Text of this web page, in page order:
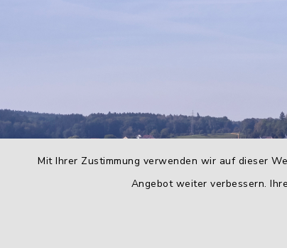
Mit Ihrer Zustimmung verwenden wir auf dieser
Angebot weiter verbessern.